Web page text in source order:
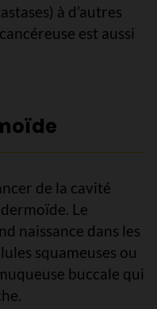
à d’autres
est aussi
de la cavité
Le
naissance dans les
squameuses ou
buccale qui